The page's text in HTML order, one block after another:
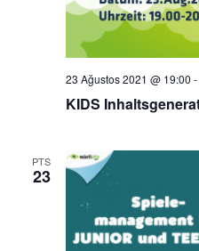
23 Ağustos 2021 @ 19:00 -
KIDS
PTS
23